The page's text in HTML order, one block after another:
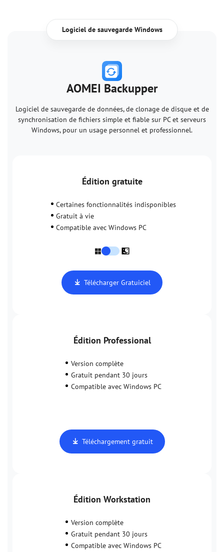
Logiciel de sauvegarde Windows
AOMEI Backupper
Logiciel de sauvegarde de données, de clonage de disque et de
synchronisation de fichiers simple et fiable sur PC et serveurs
Windows, pour un usage personnel et professionnel.
Édition gratuite
Certaines fonctionnalités indisponibles
Gratuit à vie
Compatible avec Windows PC
Télécharger Gratuiciel
Édition Professional
Version complète
Gratuit pendant 30 jours
Compatible avec Windows PC
Téléchargement gratuit
Édition Workstation
Version complète
Gratuit pendant 30 jours
Compatible avec Windows PC